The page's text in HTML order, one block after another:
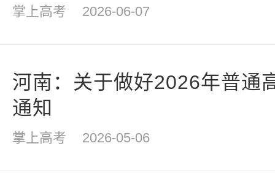
掌上高考 2026-06-07
河南：关于做好2026年普通
通知
掌上高考 2026-05-06